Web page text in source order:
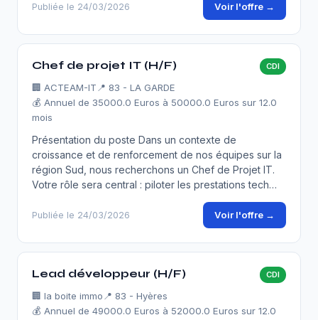
Publiée le 24/03/2026 Voir l'offre →
Chef de projet IT (H/F) CDI
🏢 ACTEAM-IT 📍 83 - LA GARDE
💰 Annuel de 35000.0 Euros à 50000.0 Euros sur 12.0
mois
Présentation du poste Dans un contexte de
croissance et de renforcement de nos équipes sur la
région Sud, nous recherchons un Chef de Projet IT.
Votre rôle sera central : piloter les prestations tech…
Publiée le 24/03/2026 Voir l'offre →
Lead développeur (H/F) CDI
🏢 la boite immo 📍 83 - Hyères
💰 Annuel de 49000.0 Euros à 52000.0 Euros sur 12.0